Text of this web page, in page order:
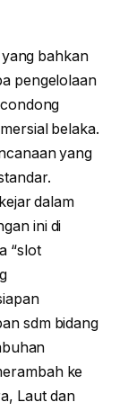
bahkan
pengelolaan
belaka.
yang
dalam
ini di
“slot
sdm bidang
ke
Laut dan